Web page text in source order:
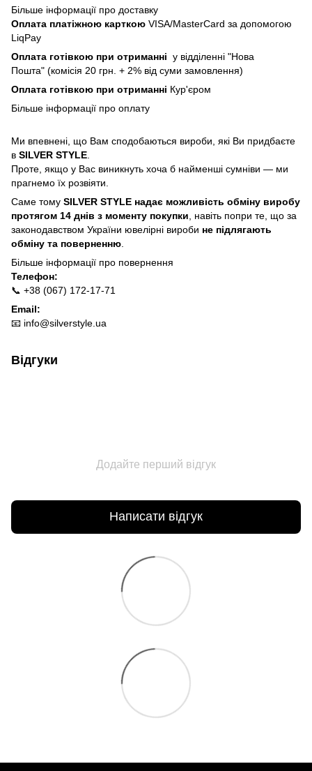
Більше інформації про доставку
Оплата платіжною карткою VISA/MasterCard за допомогою
LiqPay
Оплата готівкою при отриманні у відділенні "Нова
Пошта" (комісія 20 грн. + 2% від суми замовлення)
Оплата готівкою при отриманні Кур'єром
Більше інформації про оплату
Ми впевнені, що Вам сподобаються вироби, які Ви придбаєте
в SILVER STYLE
Проте, якщо у Вас виникнуть хоча б найменші сумніви — ми
прагнемо їх розвіяти.
Саме тому SILVER STYLE надає можливість обміну виробу
протягом 14 днів з моменту покупки , навіть попри те, що за
законодавством України ювелірні вироби не підлягають
обміну та поверненню
Більше інформації про повернення
Телефон:
📞 +38 (067) 172-17-71
Email:
📧 info@silverstyle.ua
Відгуки
Додайте перший відгук
Написати відгук